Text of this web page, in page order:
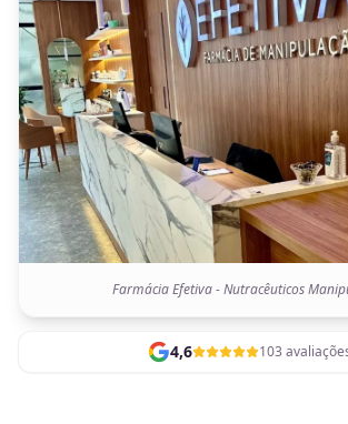
Farmácia Efetiva - Nutracêuticos
4,6 103